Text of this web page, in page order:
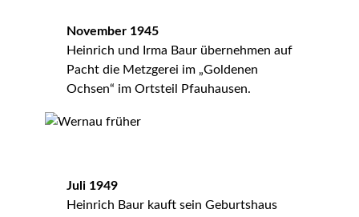
November 1945
Heinrich und Irma Baur übernehmen auf
Pacht die Metzgerei im „Goldenen
Ochsen“ im Ortsteil Pfauhausen.
Juli 1949
Heinrich Baur kauft sein Geburtshaus